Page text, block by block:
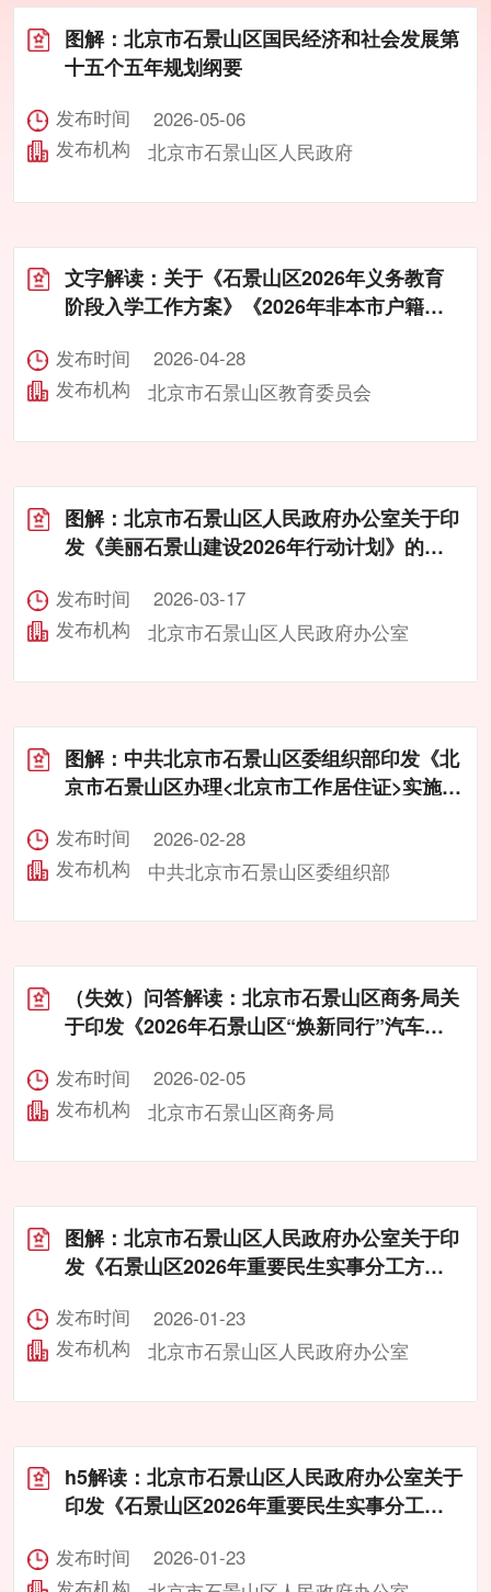
图解：北京市石景山区国民经济和社会发展第
十五个五年规划纲要
发布时间
2026-05-06
发布机构
北京市石景山区人民政府
文字解读：关于《石景山区2026年义务教育
阶段入学工作方案》《2026年非本市户籍适
审核标准》的政策解读
发布时间
2026-04-28
发布机构
北京市石景山区教育委员会
图解：北京市石景山区人民政府办公室关于印
发《美丽石景山建设2026年行动计划》的通
发布时间
2026-03-17
发布机构
北京市石景山区人民政府办公室
图解：中共北京市石景山区委组织部印发《北
京市石景山区办理<北京市工作居住证>实施细
发布时间
2026-02-28
发布机构
中共北京市石景山区委组织部
（失效）问答解读：北京市石景山区商务局关
于印发《2026年石景山区“焕新同行”汽车消
发布时间
2026-02-05
发布机构
北京市石景山区商务局
图解：北京市石景山区人民政府办公室关于印
发《石景山区2026年重要民生实事分工方
发布时间
2026-01-23
发布机构
北京市石景山区人民政府办公室
h5解读：北京市石景山区人民政府办公室关于
印发《石景山区2026年重要民生实事分工方
发布时间
2026-01-23